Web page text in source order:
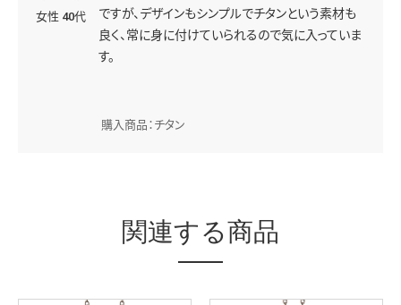
女性 40代
ですが、デザインもシンプルでチタンという素材も
良く、常に身に付けていられるので気に入っていま
す。
購入商品：チタン
関連する商品